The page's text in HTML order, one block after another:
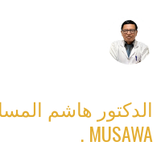
content
MUSAWA .